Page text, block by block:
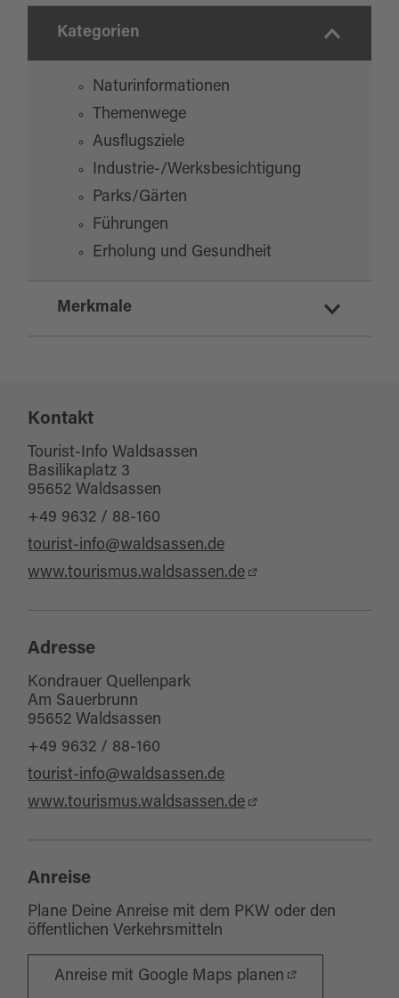
Kategorien
Naturinformationen
Themenwege
Ausflugsziele
Industrie-/Werksbesichtigung
Parks/Gärten
Führungen
Erholung und Gesundheit
Merkmale
Haustiere erlaubt
Kontakt
Tourist-Info Waldsassen
Basilikaplatz 3
95652 Waldsassen
+49 9632 / 88-160
tourist-info@waldsassen.de
www.tourismus.waldsassen.de
Adresse
Kondrauer Quellenpark
Am Sauerbrunn
95652 Waldsassen
+49 9632 / 88-160
tourist-info@waldsassen.de
www.tourismus.waldsassen.de
Anreise
Plane Deine Anreise mit dem PKW oder den
öffentlichen Verkehrsmitteln
Anreise mit Google Maps planen